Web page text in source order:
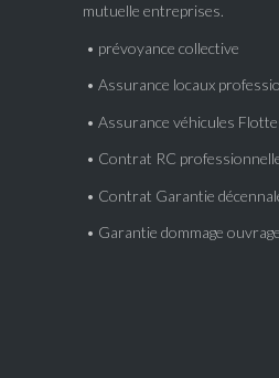
mutuelle entreprises.
• prévoyance collective
• Assurance locaux
• Assurance véhicules
• Contrat RC
• Contrat Garantie
• Garantie dommage ouvrage